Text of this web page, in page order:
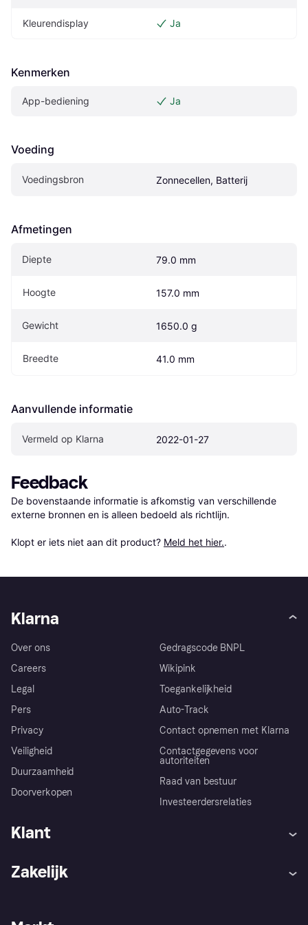
Kleurendisplay Ja
Kenmerken
App-bediening Ja
Voeding
Voedingsbron Zonnecellen, Batterij
Afmetingen
Diepte 79.0 mm
Hoogte 157.0 mm
Gewicht 1650.0 g
Breedte 41.0 mm
Aanvullende informatie
Vermeld op Klarna 2022-01-27
Feedback
De bovenstaande informatie is afkomstig van verschillende
externe bronnen en is alleen bedoeld als richtlijn.
Klopt er iets niet aan dit product? Meld het hier..
Klarna
Over ons
Careers
Legal
Pers
Privacy
Veiligheid
Duurzaamheid
Doorverkopen
Gedragscode BNPL
Wikipink
Toegankelijkheid
Auto-Track
Contact opnemen met Klarna
Contactgegevens voor
autoriteiten
Raad van bestuur
Investeerdersrelaties
Klant
Zakelijk
Zakelijke login